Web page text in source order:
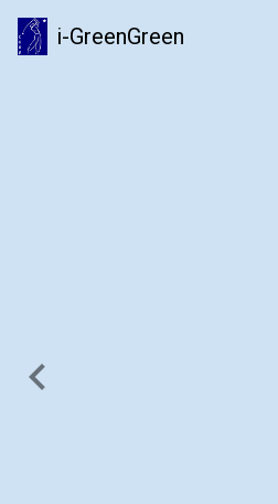
i-GreenGreen